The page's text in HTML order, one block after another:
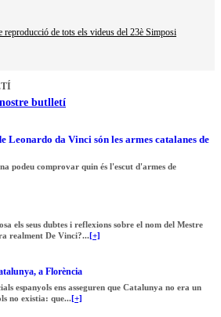
reproducció de tots els videus del 23è Simposi
butlletí
Leonardo da Vinci són les armes catalanes de
podeu comprovar quin és l'escut d'armes de
els seus dubtes i reflexions sobre el nom del Mestre
realment De Vinci?...[+]
a Florència
espanyols ens asseguren que Catalunya no era un
no existia: que...[+]